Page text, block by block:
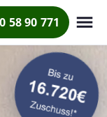
58 90 771